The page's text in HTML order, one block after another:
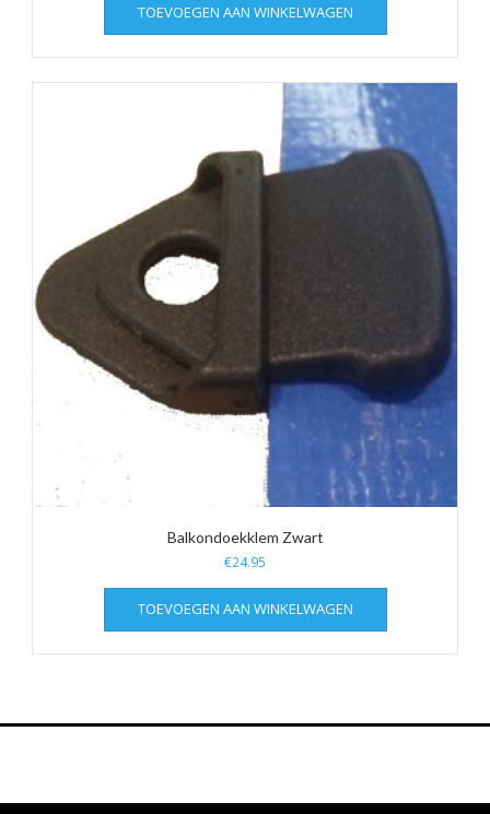
TOEVOEGEN AAN WINKELWAGEN
Balkondoekklem Zwart
€24.95
TOEVOEGEN AAN WINKELWAGEN